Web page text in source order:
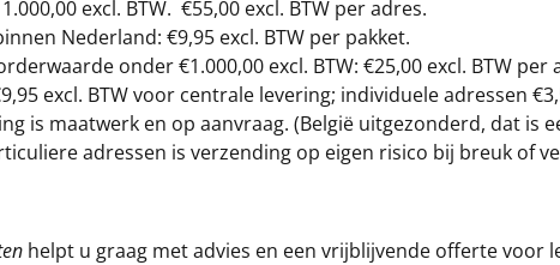
1.000,00 excl. BTW. €55,00 excl. BTW per adres.
Nederland: €9,95 excl. BTW per pakket.
onder €1.000,00 excl. BTW: €25,00 excl. BTW per
excl. BTW voor centrale levering; individuele adressen
is maatwerk en op aanvraag. (België uitgezonderd, dat is
adressen is verzending op eigen risico bij breuk of
helpt u graag met advies en een vrijblijvende offerte voor